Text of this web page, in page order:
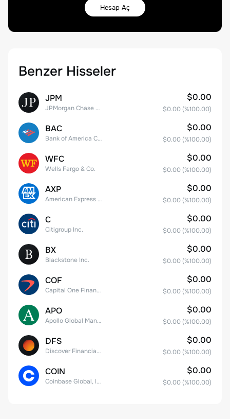
Hesap Aç
Benzer Hisseler
JPM
JPMorgan Chase & Co.
$0.00
$0.00 (%100.00)
BAC
Bank of America Corporation
$0.00
$0.00 (%100.00)
WFC
Wells Fargo & Co.
$0.00
$0.00 (%100.00)
AXP
American Express Company
$0.00
$0.00 (%100.00)
C
Citigroup Inc.
$0.00
$0.00 (%100.00)
BX
Blackstone Inc.
$0.00
$0.00 (%100.00)
COF
Capital One Financial
$0.00
$0.00 (%100.00)
APO
Apollo Global Management, Inc.
$0.00
$0.00 (%100.00)
DFS
Discover Financial Services
$0.00
$0.00 (%100.00)
COIN
Coinbase Global, Inc. Class A Common Stock
$0.00
$0.00 (%100.00)